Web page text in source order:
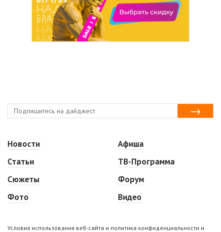
Новости
Статьи
Сюжеты
Фото
Афиша
ТВ-Программа
Форум
Видео
Условия использования веб-сайта и политика конфиденциальности и